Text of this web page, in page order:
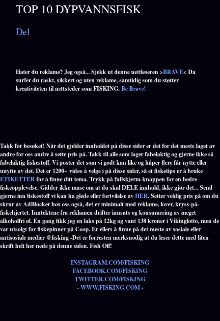
TOP 10 DYPVANNSFISK
Del
Hater du reklame? Jeg også... Sjekk ut denne nettleseren >BRAVE< Da
surfer du raskt, sikkert og uten reklame, samtidig som du støtter
kreativiteten til nettsteder som FISKING.Be Brave!
Takk for besøket! Når det gjelder innholdet på disse sider er det for det meste laget av
andre for oss andre å sette pris på. Takk til alle som lager fabelaktig og gjerne ikke så
fabelaktig fiskestoff. Vi poster det som vi godt kan like og håper flere får nytte eller
unytte av det. Det er 1200+ video å velge i på disse sider, så et fisketips er å bruke
ETIKETTERfor å finne ditt tema. Trykk på fullskjerm-knappen for en bedre
fiskeopplevelse. Gidder ikke mase om at du skal DELE innhold, ikke gjør det... Send
gjerne inn fiskestoff vi kan ha glede eller fortvilelse avHER. Setter veldig pris på om du
skrur av AdBlocker hos oss også, det er minimalt med reklame, lover, kryss-på-
fiskehjertet. Inntektene fra reklamen drifter innsats og konsumering av meget
alkoholfri øl. En gang fikk jeg en laks på 12kg og vant 138 kroner i Vikinglotto, men de
var utsolgt for fiskepinner på Coop. Er ellers å finne på det meste av sosiale eller
antisosiale medier @fisking -Det er forresten merksnodig at du leser dette med liten
skrift helt her nede på denne siden. Fish Off!
INSTAGRAM.COM/FISKING
FACEBOOK.COM/FISKING
TWITTER.COM/FISKING
- WWW.FISKING.COM -